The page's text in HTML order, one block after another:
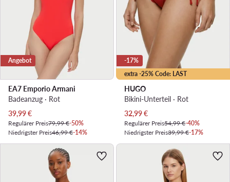
Angebot
EA7 Emporio Armani
Badeanzug · Rot
Aktueller Preis
39,99€
Regulärer Preis79,99 €-50%
Niedrigster Preis46,99 €-14%
extra -25% Code: LAST
-17%
HUGO
Bikini-Unterteil · Rot
Aktueller Preis
32,99€
Regulärer Preis54,99 €-40%
Niedrigster Preis39,99 €-17%